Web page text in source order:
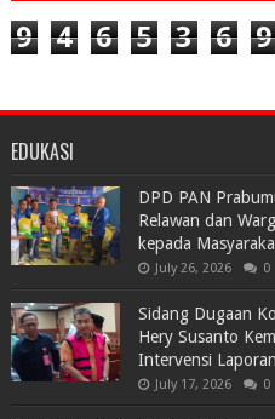
9 4 6 5 3 6 9
EDUKASI
DPD PAN
Relawan dan
kepada
July 26, 2026 0
Sidang Dugaan
Hery Susanto
Intervensi Laporan
July 17, 2026 0